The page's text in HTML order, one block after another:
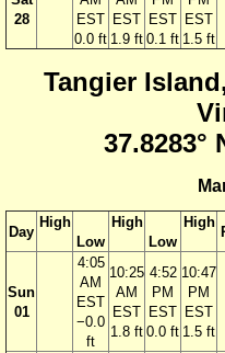
28
EST
0.0 ft
EST
1.9 ft
EST
0.1 ft
EST
1.5 ft
Tangier
37.8283°
Day
High
Low
High
Low
High
Sun
01
4:05
AM
EST
−0.0
ft
10:25
AM
EST
1.8 ft
4:52
PM
EST
0.0 ft
10:47
PM
EST
1.5 ft